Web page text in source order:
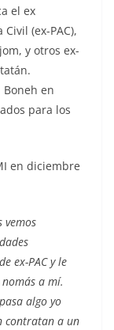
el ex
(ex-PAC),
y otros ex-
Boneh en
para los
en diciembre
vemos
ex-PAC y le
a mí.
algo yo
contratan a un